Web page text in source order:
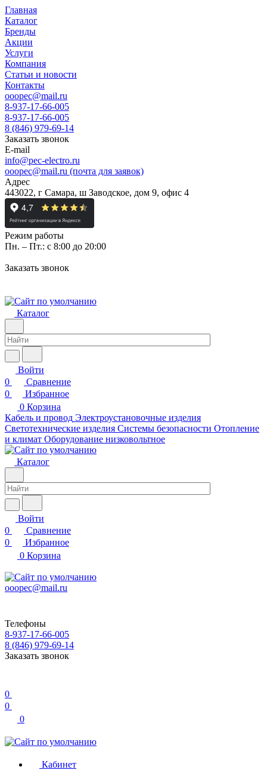
Главная
Каталог
Бренды
Акции
Услуги
Компания
Статьи и новости
Контакты
ooopec@mail.ru
8-937-17-66-005
8-937-17-66-005
8 (846) 979-69-14
Заказать звонок
E-mail
info@pec-electro.ru
ooopec@mail.ru (почта для заявок)
Адрес
443022, г Самара, ш Заводское, дом 9, офис 4
Режим работы
Пн. – Пт.: с 8:00 до 20:00
Заказать звонок
Каталог
Войти
0
Сравнение
0
Избранное
0 Корзина
Кабель и провод Электроустановочные изделия
Светотехнические изделия Системы безопасности Отопление
и климат Оборудование низковольтное
Каталог
Войти
0
Сравнение
0
Избранное
0 Корзина
ooopec@mail.ru
Телефоны
8-937-17-66-005
8 (846) 979-69-14
Заказать звонок
0
0
0
Кабинет